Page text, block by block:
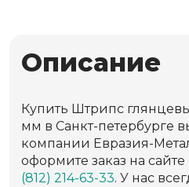
Описание
Купить Штрипс
мм в Санкт-петербурге
компании Евразия-
оформите заказ на
(812) 214-63-33. У нас